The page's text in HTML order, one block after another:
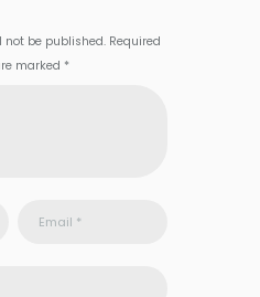
be published. Required
marked *